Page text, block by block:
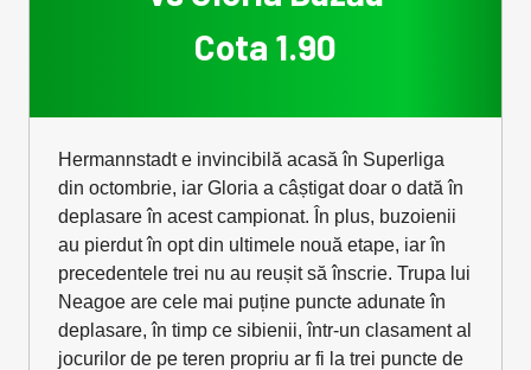
Cota 1.90
Hermannstadt e invincibilă acasă în Superliga
din octombrie, iar Gloria a câștigat doar o dată în
deplasare în acest campionat. În plus, buzoienii
au pierdut în opt din ultimele nouă etape, iar în
precedentele trei nu au reușit să înscrie. Trupa lui
Neagoe are cele mai puține puncte adunate în
deplasare, în timp ce sibienii, într-un clasament al
jocurilor de pe teren propriu ar fi la trei puncte de